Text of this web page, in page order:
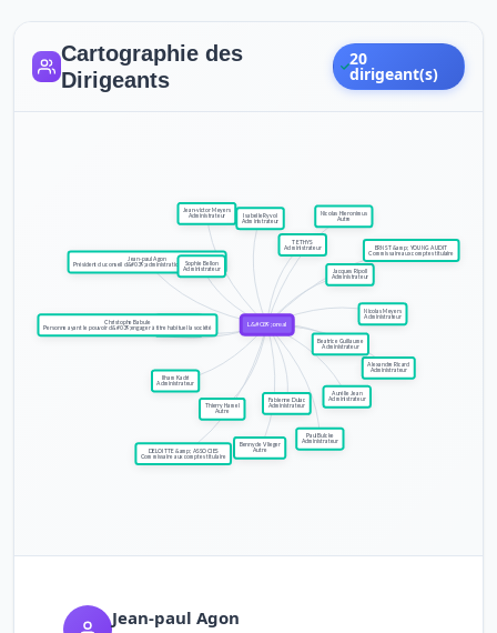
Cartographie des
Dirigeants
20
dirigeant(s)
Jean-paul Agon